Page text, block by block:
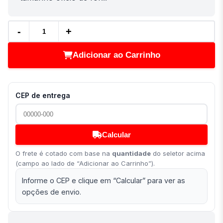
- +
Adicionar ao Carrinho
CEP de entrega
Calcular
O frete é cotado com base na quantidade do seletor acima
(campo ao lado de “Adicionar ao Carrinho”).
Informe o CEP e clique em “Calcular” para ver as
opções de envio.